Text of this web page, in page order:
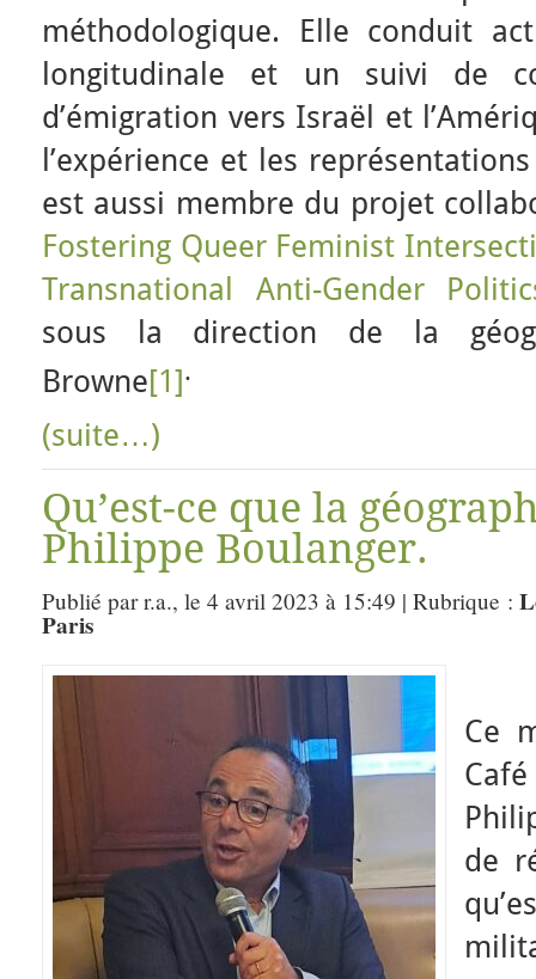
méthodologique. Elle conduit
longitudinale et un suivi de
d’émigration vers Israël et
l’expérience et les
est aussi membre du projet
Fostering Queer Feminist
Transnational Anti-Gender
sous la direction de la
Browne[1].
(suite…)
Qu’est-ce que la
Philippe Boulanger.
Publié par r.a., le 4 avril 2023 à 15:49 | Rubrique :
Paris
Ce
de